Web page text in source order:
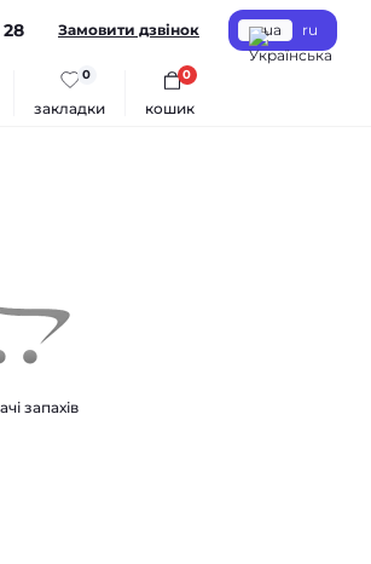
28 Замовити дзвінок ua ru
закладки
0
кошик
0
запахів